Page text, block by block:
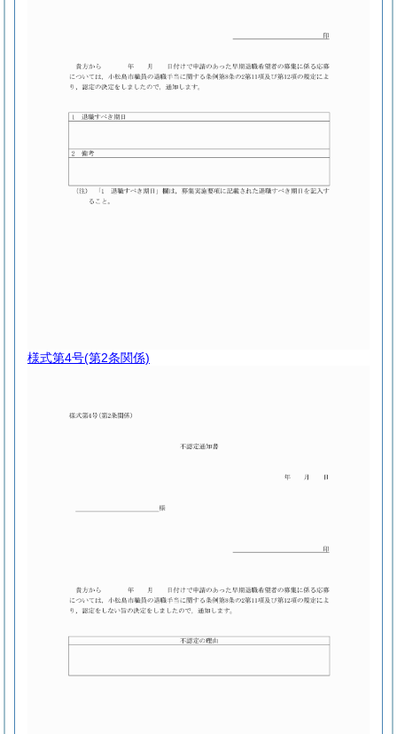
様式第4号(第2条関係)